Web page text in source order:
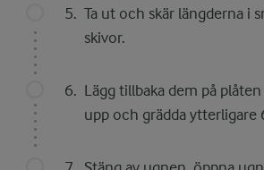
Ta ut och skär längderna i
skivor.
Lägg tillbaka dem på
upp och grädda ytterligare